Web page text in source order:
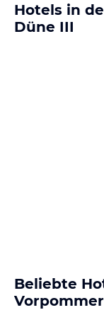
Hotels in
Düne III
Beliebte